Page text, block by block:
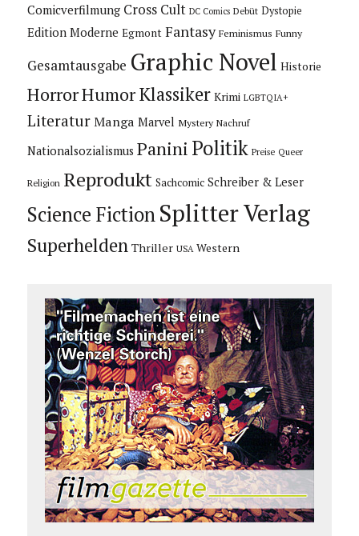
Comicverfilmung Cross Cult DC Comics Debüt Dystopie
Edition Moderne Egmont Fantasy Feminismus Funny
Gesamtausgabe Graphic Novel Historie
HorrorHumorKlassiker Krimi LGBTQIA+
Literatur Manga Marvel Mystery Nachruf
Nationalsozialismus Panini Politik Preise Queer
Religion Reprodukt Sachcomic Schreiber & Leser
Science Fiction Splitter Verlag
Superhelden Thriller USA Western